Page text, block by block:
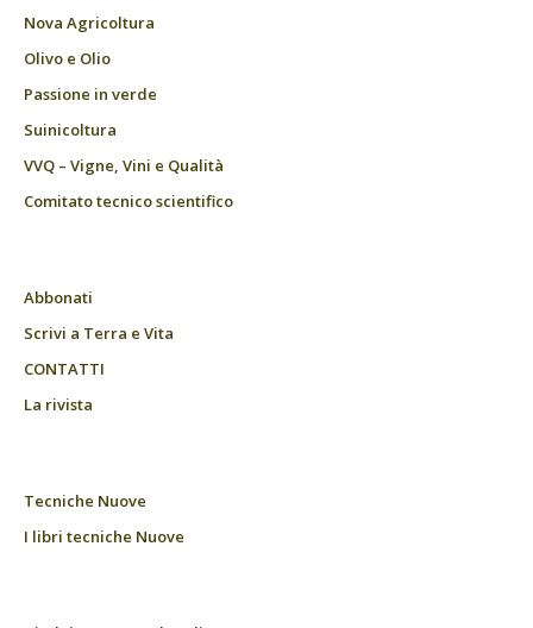
Nova Agricoltura
Olivo e Olio
Passione in verde
Suinicoltura
VVQ – Vigne, Vini e Qualità
Comitato tecnico scientifico
Abbonati
Scrivi a Terra e Vita
CONTATTI
La rivista
Tecniche Nuove
I libri tecniche Nuove